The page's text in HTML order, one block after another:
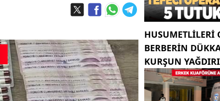
HUSUMETLILERI
BERBERIN
KURŞUN